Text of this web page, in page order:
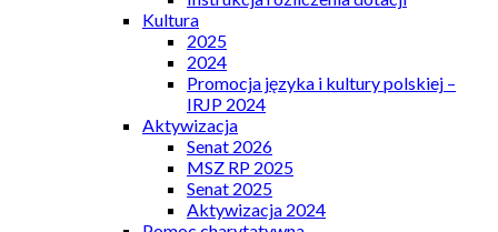
Kultura
2025
2024
Promocja języka i kultury polskiej –
IRJP 2024
Aktywizacja
Senat 2026
MSZ RP 2025
Senat 2025
Aktywizacja 2024